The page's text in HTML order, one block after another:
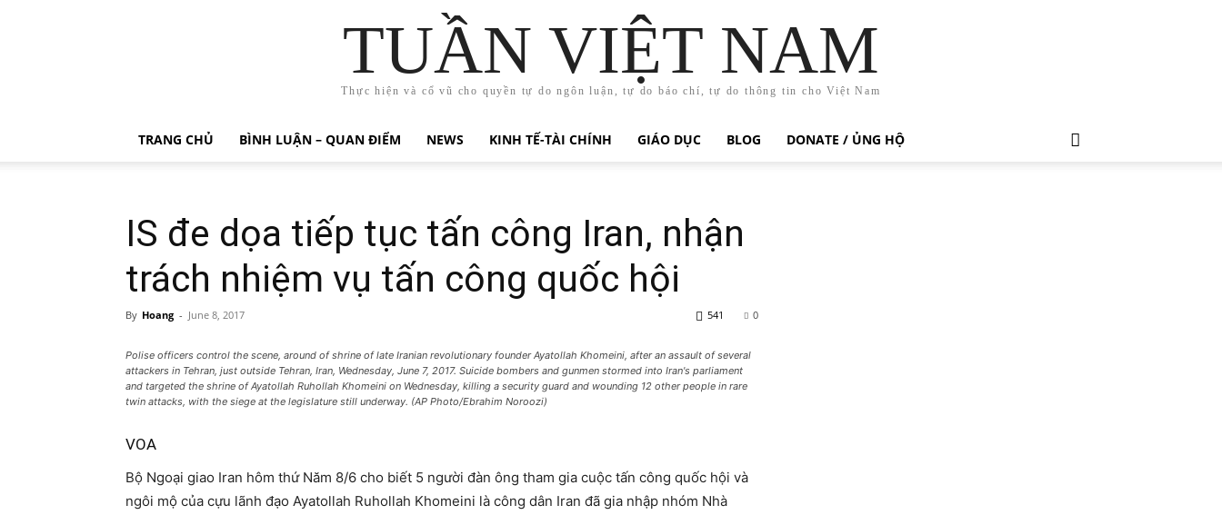
TUẦN VIỆT NAM
Thực hiện và cổ vũ cho quyền tự do ngôn luận, tự do báo chí, tự do thông tin cho Việt Nam
TRANG CHỦ BÌNH LUẬN – QUAN ĐIỂM NEWS KINH TẾ-TÀI CHÍNH GIÁO DỤC BLOG DONATE / ỦNG HỘ
IS đe dọa tiếp tục tấn công Iran, nhận
trách nhiệm vụ tấn công quốc hội
By Hoang - June 8, 2017 0
541
Polise officers control the scene, around of shrine of late Iranian revolutionary founder Ayatollah Khomeini, after an assault of several
attackers in Tehran, just outside Tehran, Iran, Wednesday, June 7, 2017. Suicide bombers and gunmen stormed into Iran's parliament
and targeted the shrine of Ayatollah Ruhollah Khomeini on Wednesday, killing a security guard and wounding 12 other people in rare
twin attacks, with the siege at the legislature still underway. (AP Photo/Ebrahim Noroozi)
VOA
Bộ Ngoại giao Iran hôm thứ Năm 8/6 cho biết 5 người đàn ông tham gia cuộc tấn công quốc hội và
ngôi mộ của cựu lãnh đạo Ayatollah Ruhollah Khomeini là công dân Iran đã gia nhập nhóm Nhà